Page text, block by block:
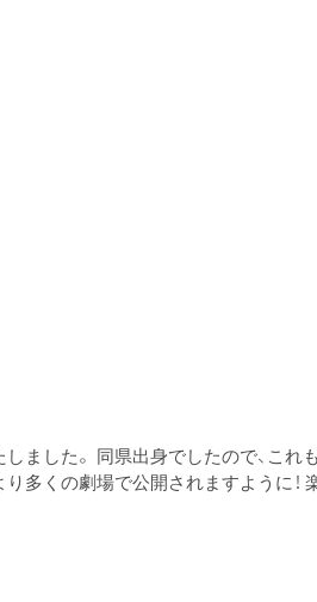
ました。 同県出身でしたので、これも
多くの劇場で公開されますように！